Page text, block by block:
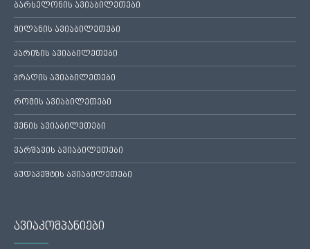
ბარსელონის ავიაბილეთები
მილანის ავიაბილეთები
პარიზის ავიაბილეთები
პრაღის ავიაბილეთები
რომის ავიაბილეთები
ვენის ავიაბილეთები
ვარშავის ავიაბილეთები
ბუდაპეშტის ავიაბილეთები
ავიაკომპანიები